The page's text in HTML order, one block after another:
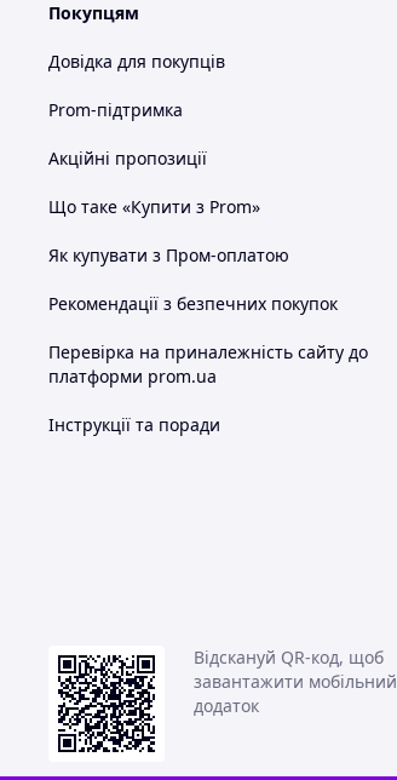
Покупцям
Довідка для покупців
Prom-підтримка
Акційні пропозиції
Що таке «Купити з Prom»
Як купувати з Пром-оплатою
Рекомендації з безпечних покупок
Перевірка на приналежність сайту до
платформи prom.ua
Інструкції та поради
Відскануй QR-код, щоб
завантажити мобільний
додаток